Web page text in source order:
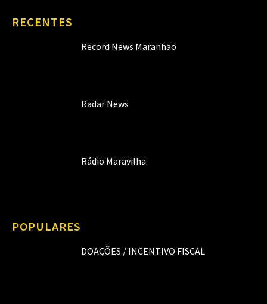
RECENTES
Record News Maranhão
Radar News
Rádio Maravilha
POPULARES
DOAÇÕES / INCENTIVO FISCAL